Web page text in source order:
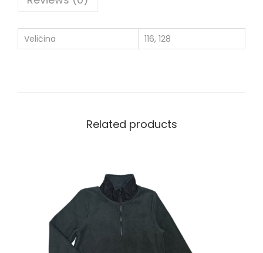
Veličina 116, 128
Related products